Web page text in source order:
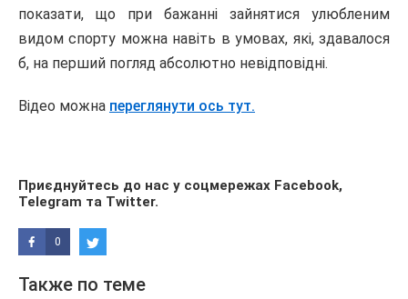
показати, що при бажанні зайнятися улюбленим
видом спорту можна навіть в умовах, які, здавалося
б, на перший погляд абсолютно невідповідні.
Відео можна переглянути ось тут.
Приєднуйтесь до нас у соцмережах Facebook,
Telegram та Twitter.
0
Также по теме